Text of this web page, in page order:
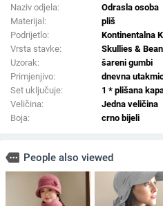
Naziv odjela:
Odrasla osoba
Materijal:
pliš
Podrijetlo:
Kontinentalna
Vrsta stavke:
Skullies &
Uzorak:
šareni gumbi
Primjenjivo:
dnevna
Set uključuje:
1 * plišana
Veličina:
Jedna veličina
Boja:
crno bijeli
more People also viewed